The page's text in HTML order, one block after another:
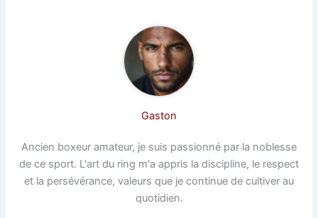
Gaston
Ancien boxeur amateur, je suis passionné par la noblesse
de ce sport. L'art du ring m'a appris la discipline, le respect
et la persévérance, valeurs que je continue de cultiver au
quotidien.